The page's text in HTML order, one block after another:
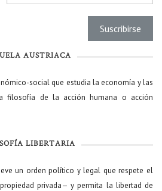
AUSTRIACA
social que estudia la economía y las
filosofía de la acción humana o acción
LIBERTARIA
un orden político y legal que respete el
privada— y permita la libertad de